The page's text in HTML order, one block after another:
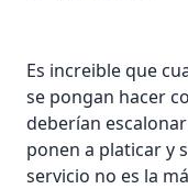
Es increible que
se pongan hacer
deberían
ponen a platicar y
servicio no es la